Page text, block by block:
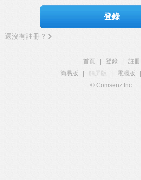
登錄
還沒有註冊？
首頁 登錄
註冊
簡易版
觸屏版 電腦版
© Comsenz Inc.